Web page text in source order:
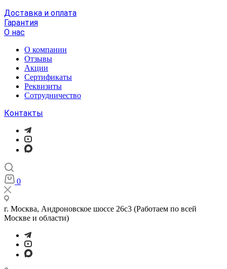
Доставка и оплата
Гарантия
О нас
О компании
Отзывы
Акции
Cертификаты
Реквизиты
Сотрудничество
Контакты
0
г. Москва, Андроновское шоссе 26с3 (Работаем по всей
Москве и области)